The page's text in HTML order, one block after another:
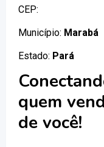
CEP:
Município: Marabá
Estado: Pará
quem
de você!